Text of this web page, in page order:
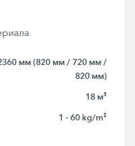
мм (820 мм / 720 мм /
820 мм)
18 м³
1 - 60 kg/m²